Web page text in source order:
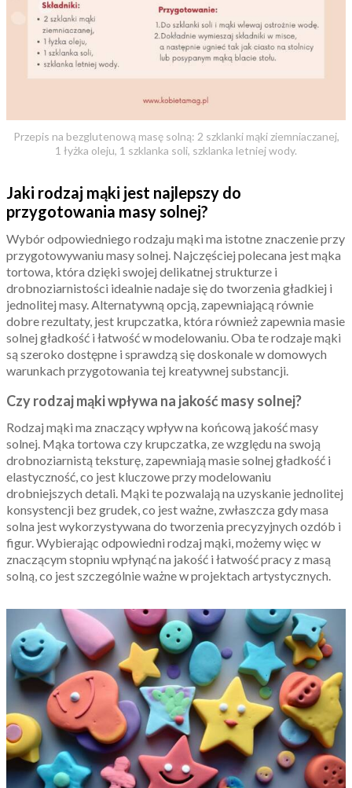
Przepis na bezglutenową masę solną: 2 szklanki mąki ziemniaczanej,
1 łyżka oleju, 1 szklanka soli, szklanka letniej wody.
Jaki rodzaj mąki jest najlepszy do
przygotowania masy solnej?
Wybór odpowiedniego rodzaju mąki ma istotne znaczenie przy
przygotowywaniu masy solnej. Najczęściej polecana jest mąka
tortowa, która dzięki swojej delikatnej strukturze i
drobnoziarnistości idealnie nadaje się do tworzenia gładkiej i
jednolitej masy. Alternatywną opcją, zapewniającą równie
dobre rezultaty, jest krupczatka, która również zapewnia masie
solnej gładkość i łatwość w modelowaniu. Oba te rodzaje mąki
są szeroko dostępne i sprawdzą się doskonale w domowych
warunkach przygotowania tej kreatywnej substancji.
Czy rodzaj mąki wpływa na jakość masy solnej?
Rodzaj mąki ma znaczący wpływ na końcową jakość masy
solnej. Mąka tortowa czy krupczatka, ze względu na swoją
drobnoziarnistą teksturę, zapewniają masie solnej gładkość i
elastyczność, co jest kluczowe przy modelowaniu
drobniejszych detali. Mąki te pozwalają na uzyskanie jednolitej
konsystencji bez grudek, co jest ważne, zwłaszcza gdy masa
solna jest wykorzystywana do tworzenia precyzyjnych ozdób i
figur. Wybierając odpowiedni rodzaj mąki, możemy więc w
znaczącym stopniu wpłynąć na jakość i łatwość pracy z masą
solną, co jest szczególnie ważne w projektach artystycznych.